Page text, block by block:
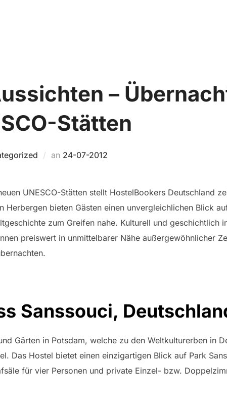
–
Stätten
an Veröffentlicht
24-07-2012
UNESCO-Stätten stellt HostelBookers Deutschland
Herbergen bieten Gästen einen unvergleichlichen Blick
zum Greifen nahe. Kulturell und geschichtlich
preiswert in unmittelbarer Nähe außergewöhnlicher
Sanssouci,
Gärten in Potsdam, welche zu den Weltkulturerben in
Das Hostel bietet einen einzigartigen Blick auf Park
für vier Personen und private Einzel- bzw.